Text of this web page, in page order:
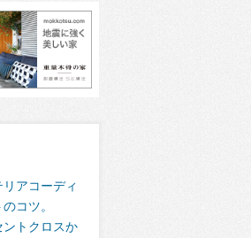
リアコーディ
コツ。
ントクロスか